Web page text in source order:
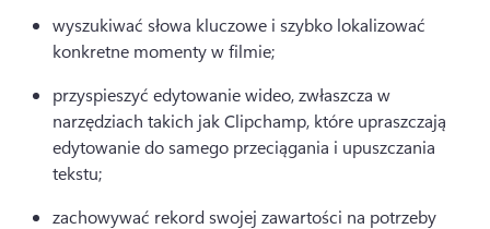
wyszukiwać słowa kluczowe i szybko lokalizować
konkretne momenty w filmie;
przyspieszyć edytowanie wideo, zwłaszcza w
narzędziach takich jak Clipchamp, które upraszczają
edytowanie do samego przeciągania i upuszczania
tekstu;
zachowywać rekord swojej zawartości na potrzeby